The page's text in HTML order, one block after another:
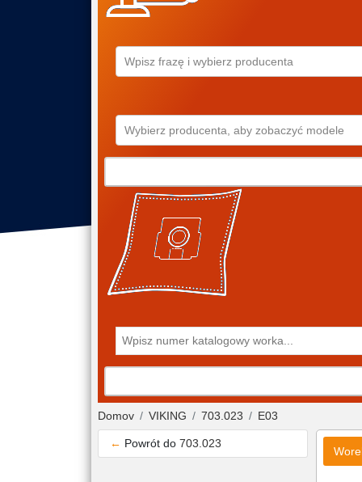
Wpisz frazę i wybierz producenta
Wybierz producenta, aby zobaczyć modele
Domov VIKING 703.023 E03
← Powrót do 703.023